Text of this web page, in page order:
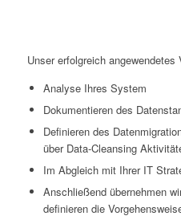
Unser erfolgreich angewendetes
Analyse Ihres System
Dokumentieren des
Definieren des
über Data-Cleansing
Im Abgleich mit Ihrer IT
Anschließend übernehmen
definieren die